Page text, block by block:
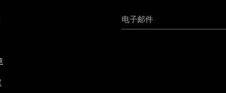
电子邮件